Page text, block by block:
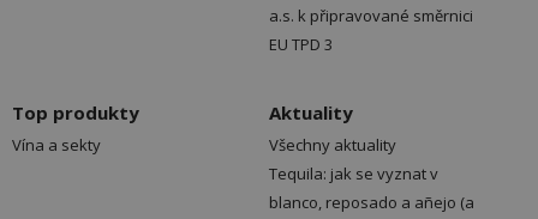
a.s. k připravované směrnici
EU TPD 3
Top produkty
Vína a sekty
Aktuality
Všechny aktuality
Tequila: jak se vyznat v
blanco, reposado a añejo (a